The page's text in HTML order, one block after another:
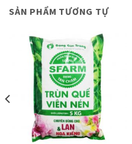
SẢN PHẨM TƯƠNG TỰ